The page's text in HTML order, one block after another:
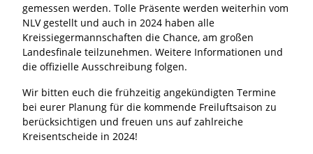
gemessen werden. Tolle Präsente werden weiterhin vom
NLV gestellt und auch in 2024 haben alle
Kreissiegermannschaften die Chance, am großen
Landesfinale teilzunehmen. Weitere Informationen und
die offizielle Ausschreibung folgen.
Wir bitten euch die frühzeitig angekündigten Termine
bei eurer Planung für die kommende Freiluftsaison zu
berücksichtigen und freuen uns auf zahlreiche
Kreisentscheide in 2024!